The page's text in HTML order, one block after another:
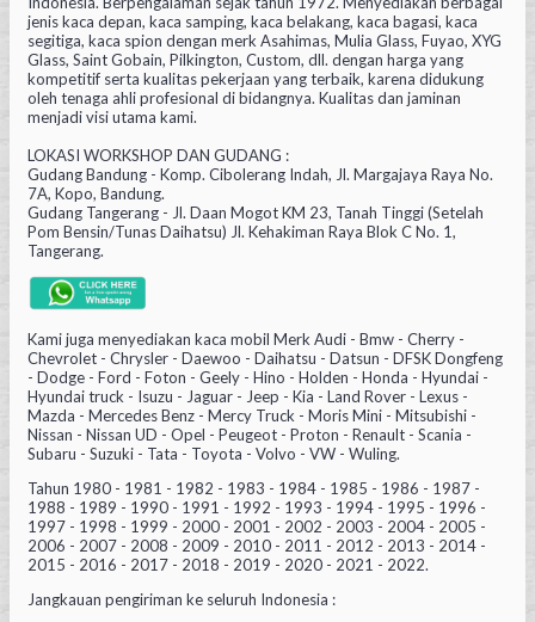
jenis kaca depan, kaca samping, kaca belakang, kaca bagasi, kaca
segitiga, kaca spion dengan merk Asahimas, Mulia Glass, Fuyao, XYG
Glass, Saint Gobain, Pilkington, Custom, dll. dengan harga yang
kompetitif serta kualitas pekerjaan yang terbaik, karena didukung
oleh tenaga ahli profesional di bidangnya. Kualitas dan jaminan
menjadi visi utama kami.
LOKASI WORKSHOP DAN GUDANG :
Gudang Bandung - Komp. Cibolerang Indah, Jl. Margajaya Raya No.
7A, Kopo, Bandung.
Gudang Tangerang - Jl. Daan Mogot KM 23, Tanah Tinggi (Setelah
Pom Bensin/Tunas Daihatsu) Jl. Kehakiman Raya Blok C No. 1,
Tangerang.
Kami juga menyediakan kaca mobil Merk Audi - Bmw - Cherry -
Chevrolet - Chrysler - Daewoo - Daihatsu - Datsun - DFSK Dongfeng
- Dodge - Ford - Foton - Geely - Hino - Holden - Honda - Hyundai -
Hyundai truck - Isuzu - Jaguar - Jeep - Kia - Land Rover - Lexus -
Mazda - Mercedes Benz - Mercy Truck - Moris Mini - Mitsubishi -
Nissan - Nissan UD - Opel - Peugeot - Proton - Renault - Scania -
Subaru - Suzuki - Tata - Toyota - Volvo - VW - Wuling.
Tahun 1980 - 1981 - 1982 - 1983 - 1984 - 1985 - 1986 - 1987 -
1988 - 1989 - 1990 - 1991 - 1992 - 1993 - 1994 - 1995 - 1996 -
1997 - 1998 - 1999 - 2000 - 2001 - 2002 - 2003 - 2004 - 2005 -
2006 - 2007 - 2008 - 2009 - 2010 - 2011 - 2012 - 2013 - 2014 -
2015 - 2016 - 2017 - 2018 - 2019 - 2020 - 2021 - 2022.
Jangkauan pengiriman ke seluruh Indonesia :